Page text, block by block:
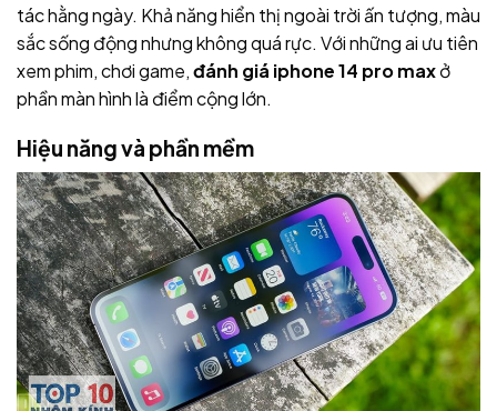
tác hằng ngày. Khả năng hiển thị ngoài trời ấn tượng, màu
sắc sống động nhưng không quá rực. Với những ai ưu tiên
xem phim, chơi game,đánh giá iphone 14 pro maxở
phần màn hình là điểm cộng lớn.
Hiệu năng và phần mềm